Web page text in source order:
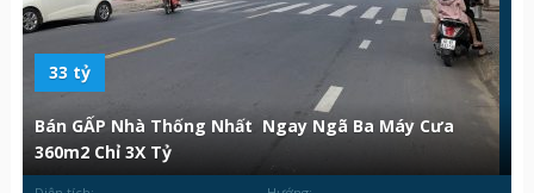
33 tỷ
Bán GẤP Nhà Thống Nhất Ngay Ngã Ba Máy Cưa
360m2 Chỉ 3X Tỷ